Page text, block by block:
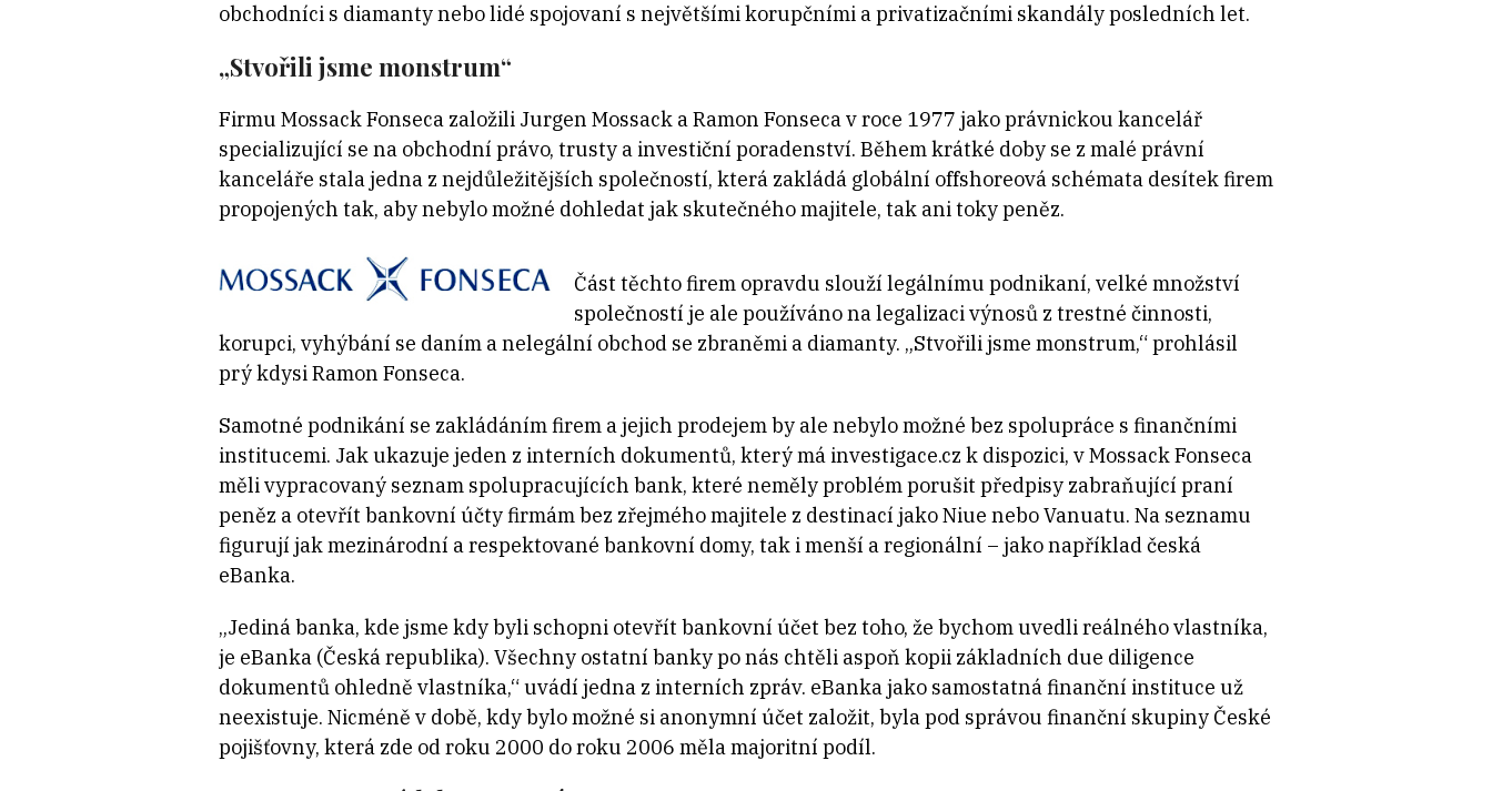
obchodníci s diamanty nebo lidé spojovaní s největšími korupčními a privatizačními skandály posledních let.
„Stvořili jsme monstrum“
Firmu Mossack Fonseca založili Jurgen Mossack a Ramon Fonseca v roce 1977 jako právnickou kancelář
specializující se na obchodní právo, trusty a investiční poradenství. Během krátké doby se z malé právní
kanceláře stala jedna z nejdůležitějších společností, která zakládá globální offshoreová schémata desítek firem
propojených tak, aby nebylo možné dohledat jak skutečného majitele, tak ani toky peněz.
Část těchto firem opravdu slouží legálnímu podnikaní, velké množství
společností je ale používáno na legalizaci výnosů z trestné činnosti,
korupci, vyhýbání se daním a nelegální obchod se zbraněmi a diamanty. „Stvořili jsme monstrum,“ prohlásil
prý kdysi Ramon Fonseca.
Samotné podnikání se zakládáním firem a jejich prodejem by ale nebylo možné bez spolupráce s finančními
institucemi. Jak ukazuje jeden z interních dokumentů, který má investigace.cz k dispozici, v Mossack Fonseca
měli vypracovaný seznam spolupracujících bank, které neměly problém porušit předpisy zabraňující praní
peněz a otevřít bankovní účty firmám bez zřejmého majitele z destinací jako Niue nebo Vanuatu. Na seznamu
figurují jak mezinárodní a respektované bankovní domy, tak i menší a regionální – jako například česká
eBanka.
„Jediná banka, kde jsme kdy byli schopni otevřít bankovní účet bez toho, že bychom uvedli reálného vlastníka,
je eBanka (Česká republika). Všechny ostatní banky po nás chtěli aspoň kopii základních due diligence
dokumentů ohledně vlastníka,“ uvádí jedna z interních zpráv. eBanka jako samostatná finanční instituce už
neexistuje. Nicméně v době, kdy bylo možné si anonymní účet založit, byla pod správou finanční skupiny České
pojišťovny, která zde od roku 2000 do roku 2006 měla majoritní podíl.